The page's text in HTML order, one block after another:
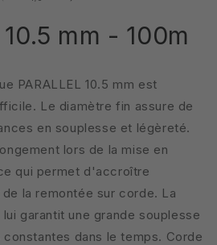
mm - 100m
PARALLEL 10.5 mm est
Le diamètre fin assure de
en souplesse et légèreté.
lors de la mise en
qui permet d'accroître
la remontée sur corde. La
garantit une grande souplesse
dans le temps. Corde